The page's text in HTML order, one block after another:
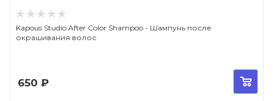
Kapous Studio After Color Shampoo - Шампунь после
окрашивания волос
650 ₽